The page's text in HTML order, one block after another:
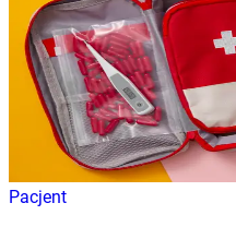
Pacjent